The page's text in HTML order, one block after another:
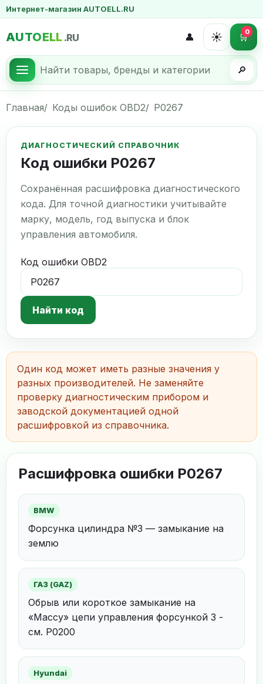
Интернет-магазин AUTOELL.RU
AUTOELL .RU
🔎
👤 ☀️ 🛒0
Главная Коды ошибок OBD2 P0267
ДИАГНОСТИЧЕСКИЙ СПРАВОЧНИК
Код ошибки P0267
Сохранённая расшифровка диагностического
кода. Для точной диагностики учитывайте
марку, модель, год выпуска и блок
управления автомобиля.
Код ошибки OBD2
Найти код
Один код может иметь разные значения у
разных производителей. Не заменяйте
проверку диагностическим прибором и
заводской документацией одной
расшифровкой из справочника.
Расшифровка ошибки P0267
BMW
Форсунка цилиндра №3 — замыкание на
землю
ГАЗ (GAZ)
Обрыв или короткое замыкание на
«Массу» цепи управления форсункой 3 -
см. P0200
Hyundai